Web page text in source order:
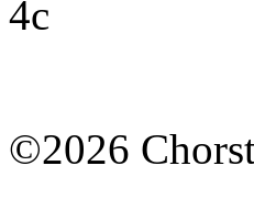
©2026